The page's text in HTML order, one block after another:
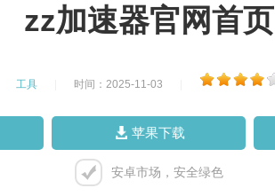
zz加速器官网首页
工具 时间：2025-11-03
苹果下载
安卓市场，安全绿色